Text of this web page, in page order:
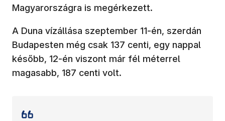
Magyarországra is megérkezett.
A Duna vízállása szeptember 11-én, szerdán
Budapesten még csak 137 centi, egy nappal
később, 12-én viszont már fél méterrel
magasabb, 187 centi volt.